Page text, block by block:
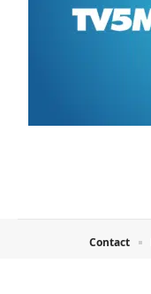
Contact